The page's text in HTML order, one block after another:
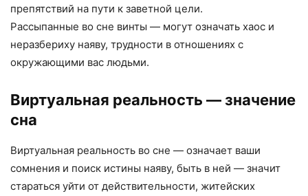
препятствий на пути к заветной цели.
Рассыпанные во сне винты — могут означать хаос и
неразбериху наяву, трудности в отношениях с
окружающими вас людьми.
Виртуальная реальность — значение
сна
Виртуальная реальность во сне — означает ваши
сомнения и поиск истины наяву, быть в ней — значит
стараться уйти от действительности, житейских